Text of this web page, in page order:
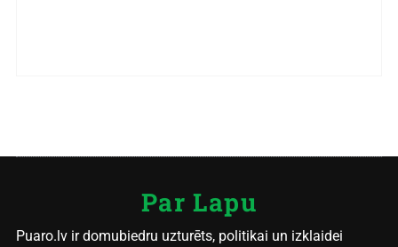
Par Lapu
Puaro.lv ir domubiedru uzturēts, politikai un izklaidei